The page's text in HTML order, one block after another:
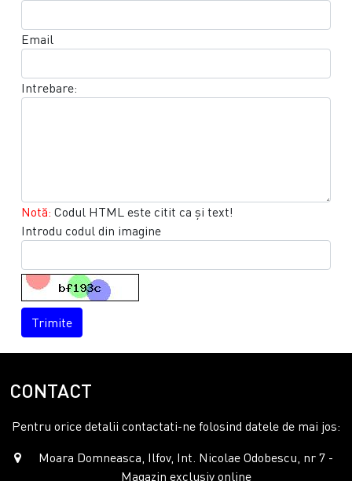
Email
Intrebare:
Notă: Codul HTML este citit ca şi text!
Introdu codul din imagine
Trimite
CONTACT
Pentru orice detalii contactati-ne folosind datele de mai jos:
Moara Domneasca, Ilfov, Int. Nicolae Odobescu, nr 7 -
Magazin exclusiv online